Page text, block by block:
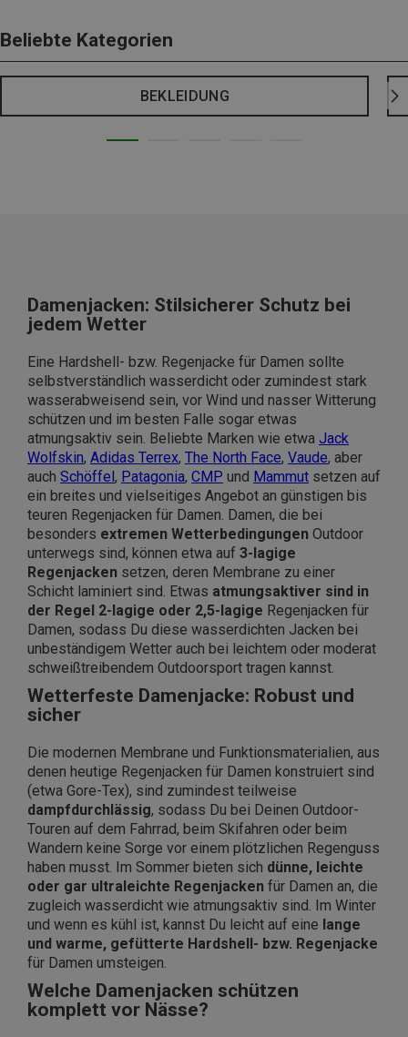
Beliebte Kategorien
BEKLEIDUNG
Damenjacken: Stilsicherer Schutz bei
jedem Wetter
Eine Hardshell- bzw. Regenjacke für Damen sollte
selbstverständlich wasserdicht oder zumindest stark
wasserabweisend sein, vor Wind und nasser Witterung
schützen und im besten Falle sogar etwas
atmungsaktiv sein. Beliebte Marken wie etwa Jack
Wolfskin, Adidas Terrex, The North Face, Vaude, aber
auch Schöffel, Patagonia, CMP und Mammut setzen auf
ein breites und vielseitiges Angebot an günstigen bis
teuren Regenjacken für Damen. Damen, die bei
besonders extremen Wetterbedingungen Outdoor
unterwegs sind, können etwa auf 3-lagige
Regenjacken setzen, deren Membrane zu einer
Schicht laminiert sind. Etwas atmungsaktiver sind in
der Regel 2-lagige oder 2,5-lagige Regenjacken für
Damen, sodass Du diese wasserdichten Jacken bei
unbeständigem Wetter auch bei leichtem oder moderat
schweißtreibendem Outdoorsport tragen kannst.
Wetterfeste Damenjacke: Robust und
sicher
Die modernen Membrane und Funktionsmaterialien, aus
denen heutige Regenjacken für Damen konstruiert sind
(etwa Gore-Tex), sind zumindest teilweise
dampfdurchlässig, sodass Du bei Deinen Outdoor-
Touren auf dem Fahrrad, beim Skifahren oder beim
Wandern keine Sorge vor einem plötzlichen Regenguss
haben musst. Im Sommer bieten sich dünne, leichte
oder gar ultraleichte Regenjacken für Damen an, die
zugleich wasserdicht wie atmungsaktiv sind. Im Winter
und wenn es kühl ist, kannst Du leicht auf eine lange
und warme, gefütterte Hardshell- bzw. Regenjacke
für Damen umsteigen.
Welche Damenjacken schützen
komplett vor Nässe?